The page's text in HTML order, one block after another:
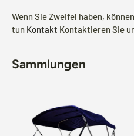
Wenn Sie Zweifel haben,
tun Kontakt Kontaktieren Sie
Sammlungen